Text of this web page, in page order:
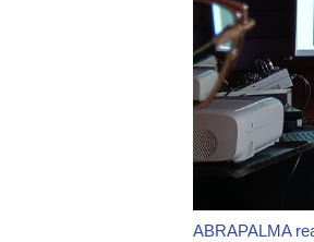
ABRAPALMA